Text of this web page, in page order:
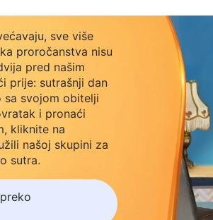
sve više
proročanstva nisu
pred našim
prije: sutrašnji dan
sa svojom obitelji
i pronaći
kliknite na
našoj skupini za
sutra.